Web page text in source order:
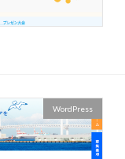
WordPress